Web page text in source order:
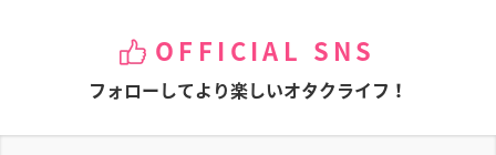
OFFICIAL SNS
フォローしてより楽しいオタクライフ！